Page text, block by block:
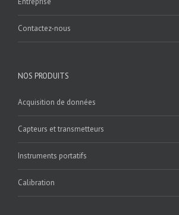
Contactez-nous
NOS PRODUITS
Acquisition de données
Capteurs et transmetteurs
Instruments portatifs
Calibration